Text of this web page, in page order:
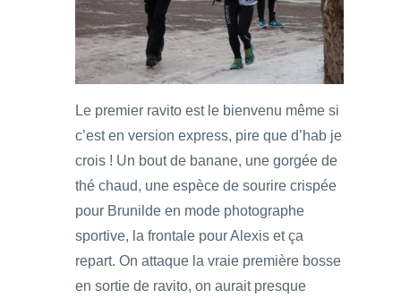
Le premier ravito est le bienvenu même si
c’est en version express, pire que d’hab je
crois ! Un bout de banane, une gorgée de
thé chaud, une espèce de sourire crispée
pour Brunilde en mode photographe
sportive, la frontale pour Alexis et ça
repart. On attaque la vraie première bosse
en sortie de ravito, on aurait presque